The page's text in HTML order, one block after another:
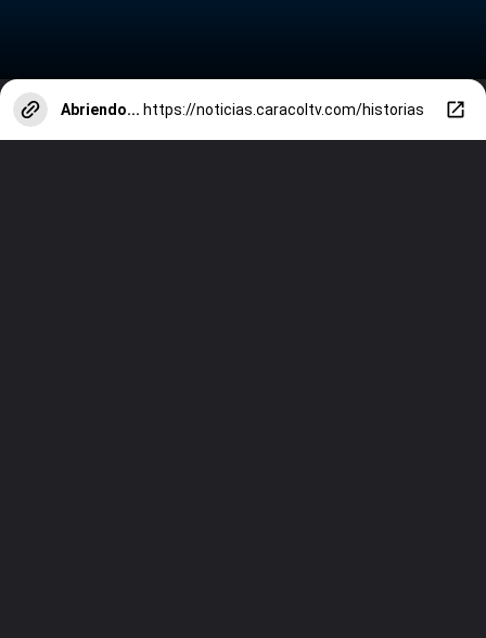
Abriendo... https://noticias.caracoltv.com/historias